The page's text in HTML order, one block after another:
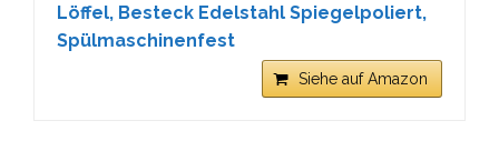
Löffel, Besteck Edelstahl Spiegelpoliert,
Spülmaschinenfest
Siehe auf Amazon